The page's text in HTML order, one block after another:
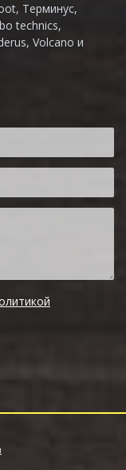
Терминус,
technics,
Volcano и